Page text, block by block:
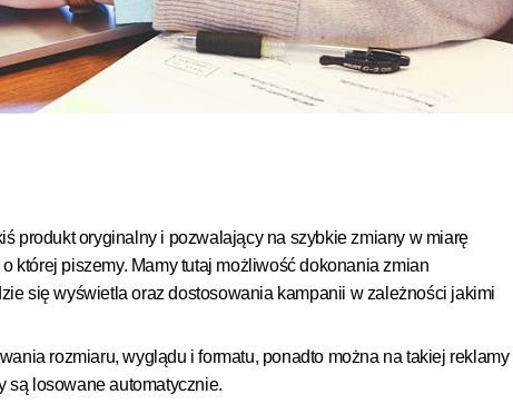
produkt oryginalny i pozwalający na szybkie zmiany w miarę
której piszemy. Mamy tutaj możliwość dokonania zmian
się wyświetla oraz dostosowania kampanii w zależności jakimi
rozmiaru, wyglądu i formatu, ponadto można na takiej reklamy
są losowane automatycznie.